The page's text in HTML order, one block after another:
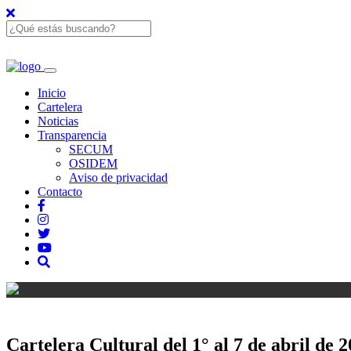
Inicio
Cartelera
Noticias
Transparencia
SECUM
OSIDEM
Aviso de privacidad
Contacto
Cartelera Cultural del 1° al 7 de abril de